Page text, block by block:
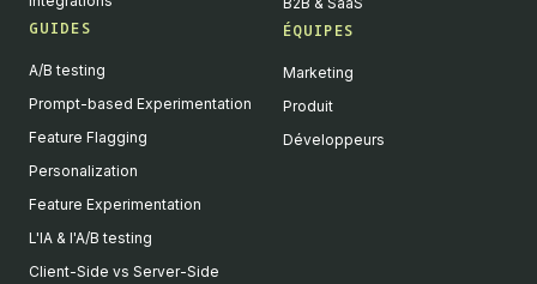
GUIDES
A/B testing
Prompt-based Experimentation
Feature Flagging
Personalization
Feature Experimentation
L'IA & l'A/B testing
Client-Side vs Server-Side
ÉQUIPES
Marketing
Produit
Développeurs